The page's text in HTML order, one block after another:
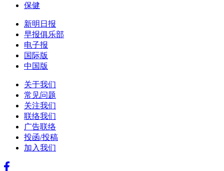
保健
新明日报
早报俱乐部
电子报
国际版
中国版
关于我们
常见问题
关注我们
联络我们
广告联络
投函/投稿
加入我们